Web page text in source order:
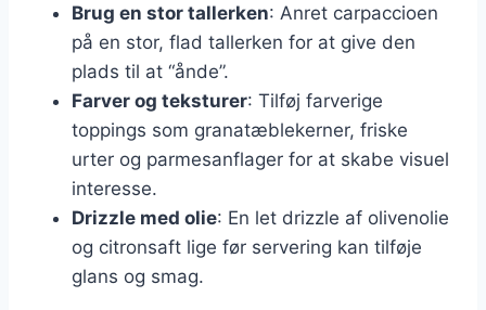
Brug en stor tallerken: Anret carpaccioen
på en stor, flad tallerken for at give den
plads til at “ånde”.
Farver og teksturer: Tilføj farverige
toppings som granatæblekerner, friske
urter og parmesanflager for at skabe visuel
interesse.
Drizzle med olie: En let drizzle af olivenolie
og citronsaft lige før servering kan tilføje
glans og smag.